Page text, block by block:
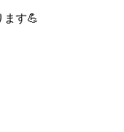
ます💪